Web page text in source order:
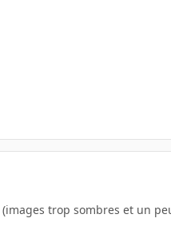
trop sombres et un